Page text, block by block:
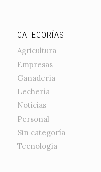
CATEGORÍAS
Agricultura
Empresas
Ganadería
Lechería
Noticias
Personal
Sin categoría
Tecnología